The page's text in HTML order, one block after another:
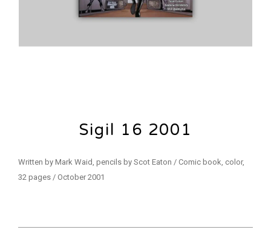
Sigil 16 2001
Written by Mark Waid, pencils by Scot Eaton / Comic book, color,
32 pages / October 2001